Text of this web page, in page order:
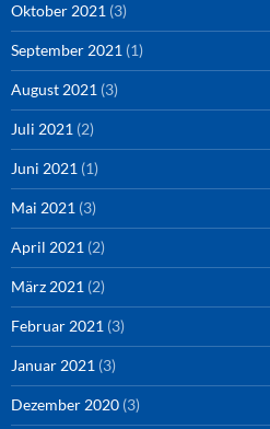
Oktober 2021 (3)
September 2021 (1)
August 2021 (3)
Juli 2021 (2)
Juni 2021 (1)
Mai 2021 (3)
April 2021 (2)
März 2021 (2)
Februar 2021 (3)
Januar 2021 (3)
Dezember 2020 (3)